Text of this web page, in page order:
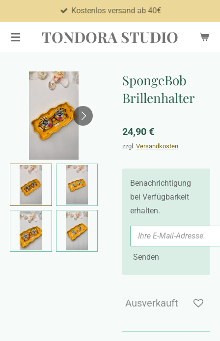
Hauptinhalt
springen
TONDORA STUDIO
Kostenlos versand ab 40€
SpongeBob
Brillenhalter
24,90 €
zzgl. Versandkosten
Benachrichtigung
bei Verfügbarkeit
erhalten.
Senden
Ausverkauft